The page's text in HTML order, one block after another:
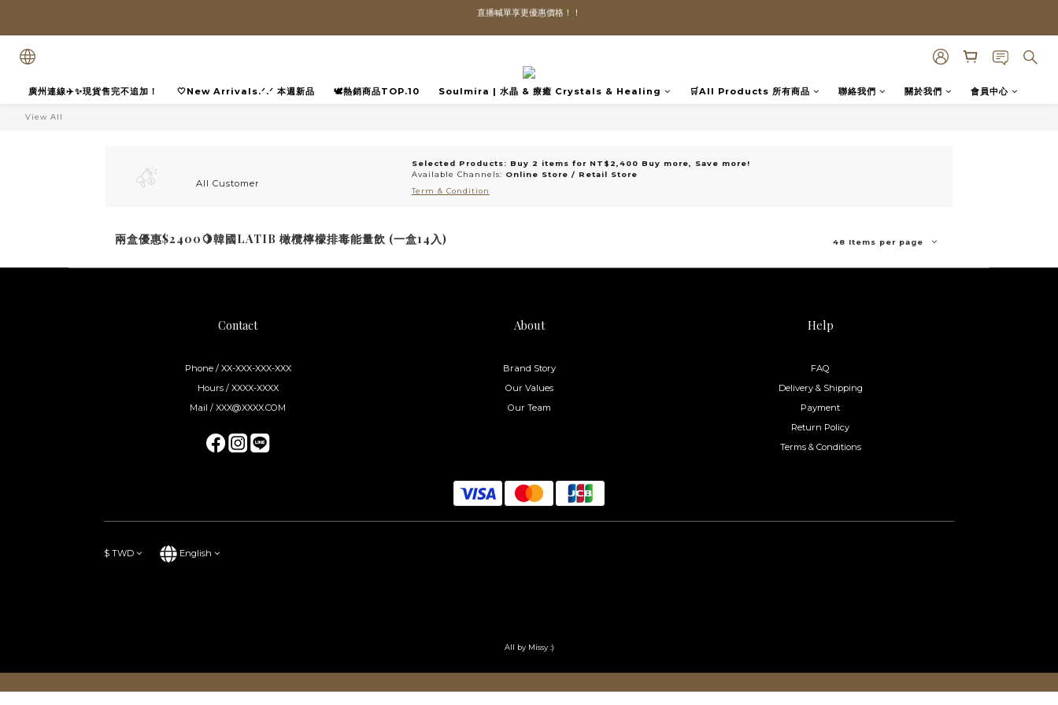
直播喊單享更優惠價格！！
全館滿$1300即可享「免運」♡♡
廣州連線✈️✨現貨售完不追加！ 🤍New Arrivals.ᐟ.ᐟ 本週新品 🕊️熱銷商品TOP.10 Soulmira | 水晶 & 療癒 Crystals & Healing 🛒All Products 所有商品 聯絡我們 關於我們 會員中心
View All
All Customer
Selected Products: Buy 2 items for NT$2,400 Buy more, Save more!
Available Channels: Online Store / Retail Store
Term & Condition
兩盒優惠$2400🍋韓國LATIB 橄欖檸檬排毒能量飲 (一盒14入) 48 Items per page
Contact
Phone / XX-XXX-XXX-XXX
Hours / XXXX-XXXX
Mail / XXX@XXXX.COM
About
Brand Story
Our Values
Our Team
Help
FAQ
Delivery & Shipping
Payment
Return Policy
Terms & Conditions
$ TWD English
All by Missy :)